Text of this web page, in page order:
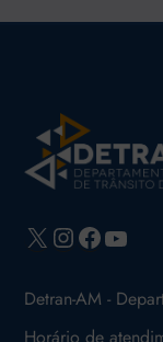
X Instagram
Facebook
Detran-AM -